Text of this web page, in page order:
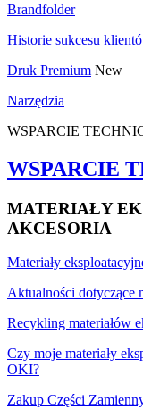
Brandfolder
Historie sukcesu
Druk Premium New
Narzędzia
WSPARCIE
WSPARCIE
MATERIAŁY
AKCESORIA
Materiały
Aktualności dotyczące
Recykling materiałów
Czy moje materiały
OKI?
Zakup Części